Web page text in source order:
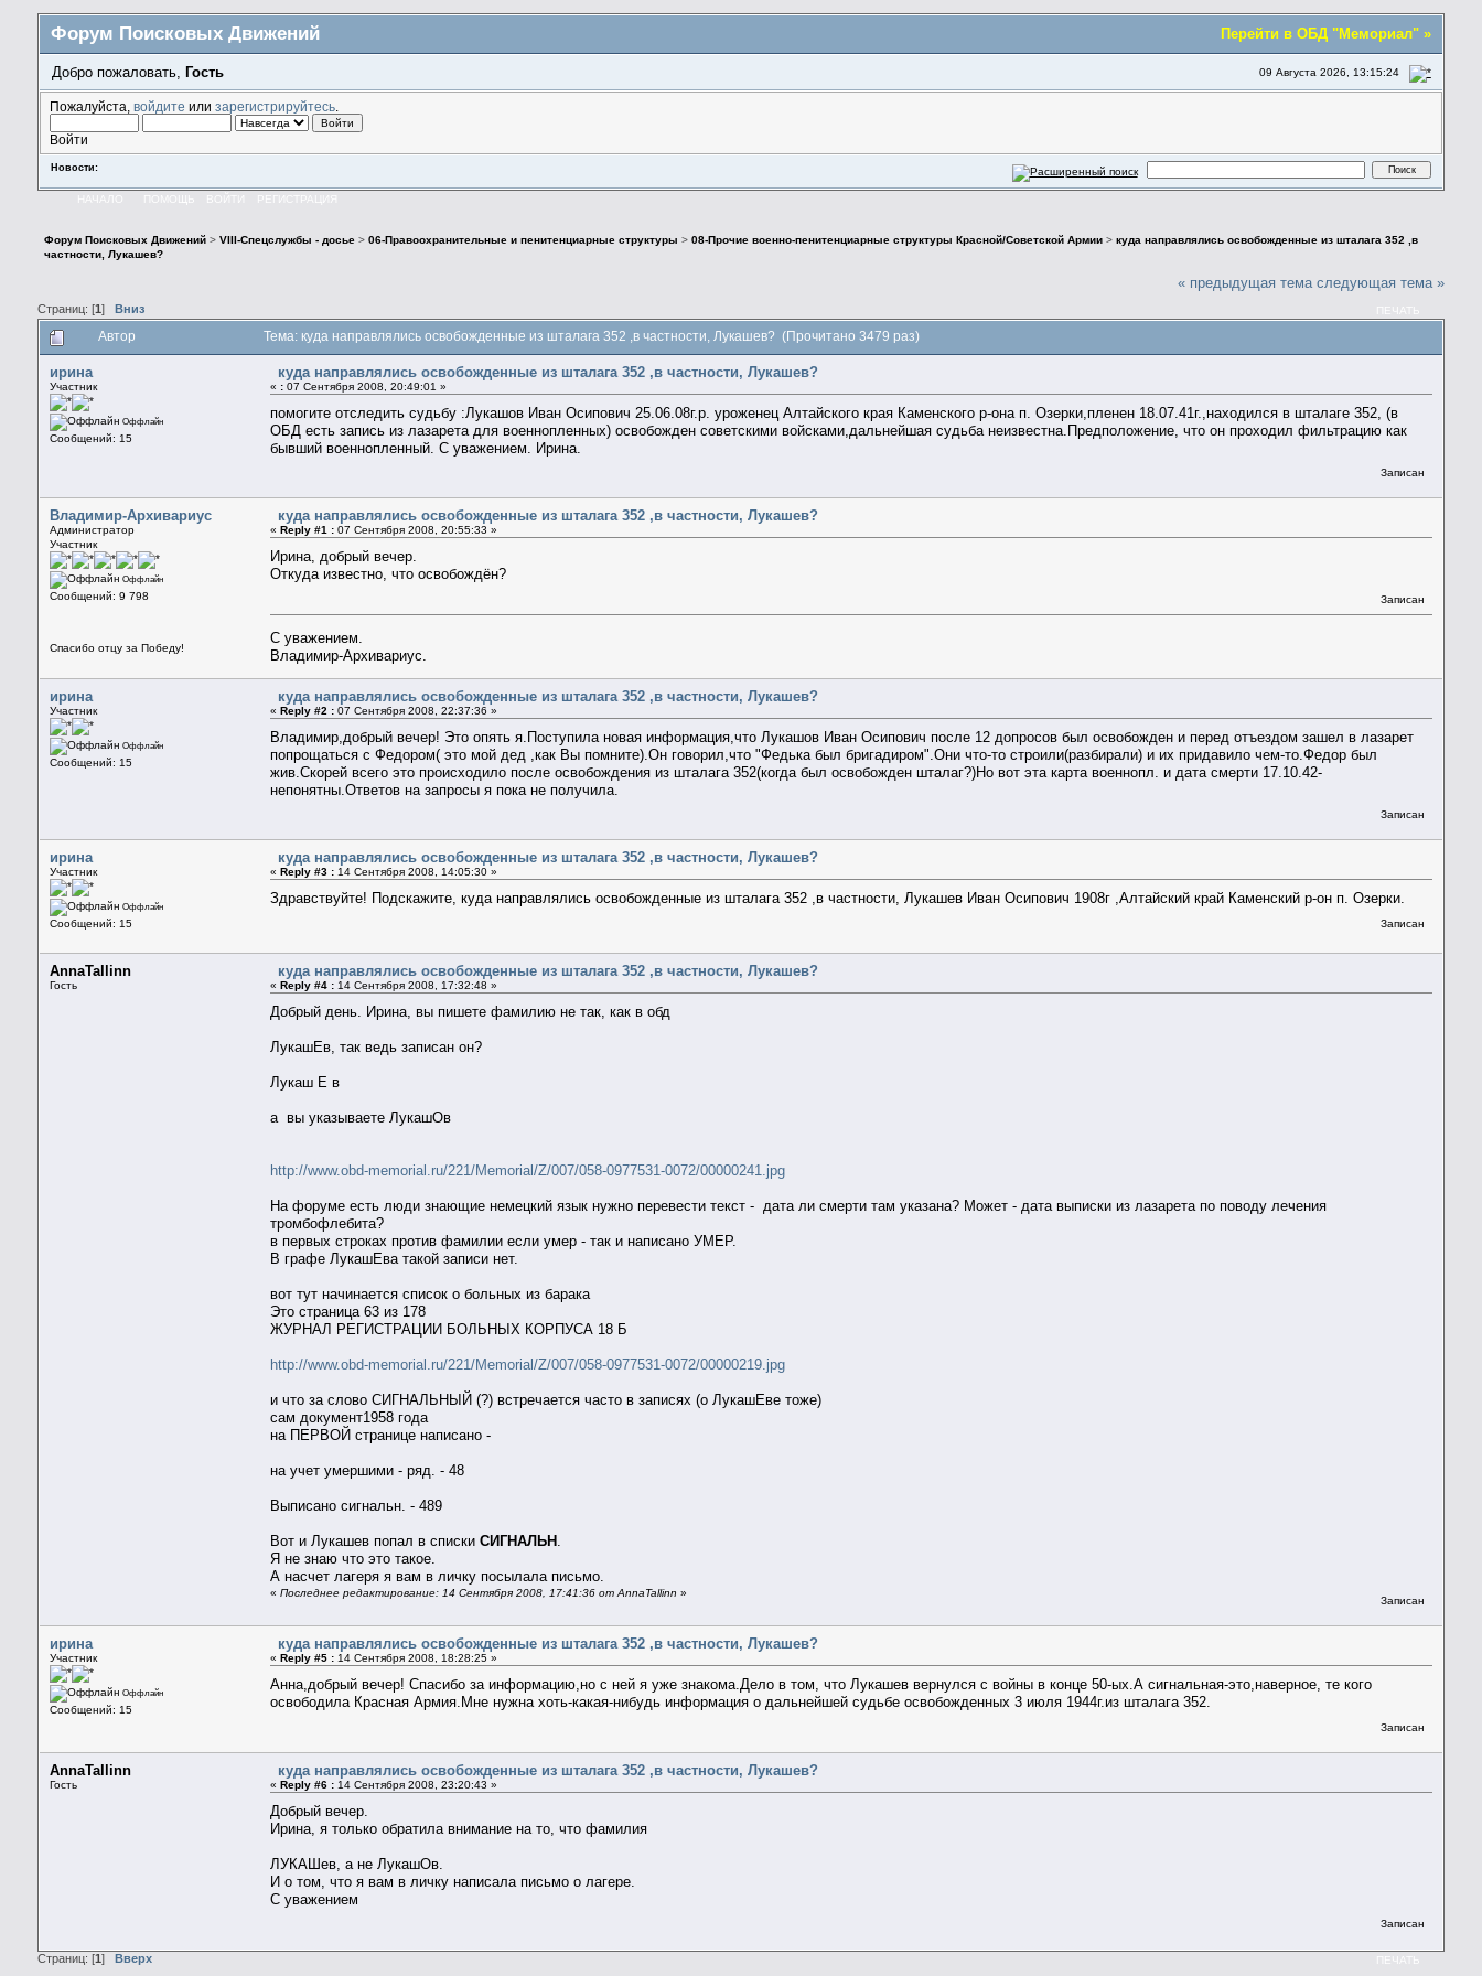
Перейти в ОБД "Мемориал" »
Форум Поисковых Движений
09 Августа 2026, 13:15:24
Добро пожаловать, Гость
Пожалуйста, войдите или зарегистрируйтесь.
Войти
Новости:
НАЧАЛО ПОМОЩЬ ВОЙТИ РЕГИСТРАЦИЯ
Форум Поисковых Движений >VIII-Спецслужбы - досье >06-Правоохранительные и пенитенциарные структуры >08-Прочие военно-пенитенциарные структуры Красной/Советской Армии >куда направлялись освобожденные из шталага 352 ,в
частности, Лукашев?
« предыдущая тема следующая тема »
Страниц: [1 ] Вниз ПЕЧАТЬ
Автор Тема: куда направлялись освобожденные из шталага 352 ,в частности, Лукашев? (Прочитано 3479 раз)
ирина
Участник
Оффлайн
Сообщений: 15
куда направлялись освобожденные из шталага 352 ,в частности, Лукашев?
« : 07 Сентября 2008, 20:49:01 »
помогите отследить судьбу :Лукашов Иван Осипович 25.06.08г.р. уроженец Алтайского края Каменского р-она п. Озерки,пленен 18.07.41г.,находился в шталаге 352, (в
ОБД есть запись из лазарета для военнопленных) освобожден советскими войсками,дальнейшая судьба неизвестна.Предположение, что он проходил фильтрацию как
бывший военнопленный. С уважением. Ирина.
Записан
Владимир-Архивариус
Администратор
Участник
Оффлайн
Сообщений: 9 798
Спасибо отцу за Победу!
куда направлялись освобожденные из шталага 352 ,в частности, Лукашев?
« Reply #1 : 07 Сентября 2008, 20:55:33 »
Ирина, добрый вечер.
Откуда известно, что освобождён?
Записан
С уважением.
Владимир-Архивариус.
ирина
Участник
Оффлайн
Сообщений: 15
куда направлялись освобожденные из шталага 352 ,в частности, Лукашев?
«Reply #2 : 07 Сентября 2008, 22:37:36 »
Владимир,добрый вечер! Это опять я.Поступила новая информация,что Лукашов Иван Осипович после 12 допросов был освобожден и перед отъездом зашел в лазарет
попрощаться с Федором( это мой дед ,как Вы помните).Он говорил,что "Федька был бригадиром".Они что-то строили(разбирали) и их придавило чем-то.Федор был
жив.Скорей всего это происходило после освобождения из шталага 352(когда был освобожден шталаг?)Но вот эта карта военнопл. и дата смерти 17.10.42-
непонятны.Ответов на запросы я пока не получила.
Записан
ирина
Участник
Оффлайн
Сообщений: 15
куда направлялись освобожденные из шталага 352 ,в частности, Лукашев?
« Reply #3 : 14 Сентября 2008, 14:05:30 »
Здравствуйте! Подскажите, куда направлялись освобожденные из шталага 352 ,в частности, Лукашев Иван Осипович 1908г ,Алтайский край Каменский р-он п. Озерки.
Записан
AnnaTallinn
Гость
куда направлялись освобожденные из шталага 352 ,в частности, Лукашев?
«Reply #4 : 14 Сентября 2008, 17:32:48 »
Добрый день. Ирина, вы пишете фамилию не так, как в обд
ЛукашЕв, так ведь записан он?
Лукаш Е в
а вы указываете ЛукашОв
http://www.obd-memorial.ru/221/Memorial/Z/007/058-0977531-0072/00000241.jpg
На форуме есть люди знающие немецкий язык нужно перевести текст - дата ли смерти там указана? Может - дата выписки из лазарета по поводу лечения
тромбофлебита?
в первых строках против фамилии если умер - так и написано УМЕР.
В графе ЛукашЕва такой записи нет.
вот тут начинается список о больных из барака
Это страница 63 из 178
ЖУРНАЛ РЕГИСТРАЦИИ БОЛЬНЫХ КОРПУСА 18 Б
http://www.obd-memorial.ru/221/Memorial/Z/007/058-0977531-0072/00000219.jpg
и что за слово СИГНАЛЬНЫЙ (?) встречается часто в записях (о ЛукашЕве тоже)
сам документ1958 года
на ПЕРВОЙ странице написано -
на учет умершими - ряд. - 48
Выписано сигнальн. - 489
Вот и Лукашев попал в спискиСИГНАЛЬН
Я не знаю что это такое.
А насчет лагеря я вам в личку посылала письмо.
«Последнее редактирование: 14 Сентября 2008, 17:41:36 от AnnaTallinn »
Записан
ирина
Участник
Оффлайн
Сообщений: 15
куда направлялись освобожденные из шталага 352 ,в частности, Лукашев?
« Reply #5 : 14 Сентября 2008, 18:28:25 »
Анна,добрый вечер! Спасибо за информацию,но с ней я уже знакома.Дело в том, что Лукашев вернулся с войны в конце 50-ых.А сигнальная-это,наверное, те кого
освободила Красная Армия.Мне нужна хоть-какая-нибудь информация о дальнейшей судьбе освобожденных 3 июля 1944г.из шталага 352.
Записан
AnnaTallinn
Гость
куда направлялись освобожденные из шталага 352 ,в частности, Лукашев?
«Reply #6 : 14 Сентября 2008, 23:20:43 »
Добрый вечер.
Ирина, я только обратила внимание на то, что фамилия
ЛУКАШев, а не ЛукашОв.
И о том, что я вам в личку написала письмо о лагере.
С уважением
Записан
Страниц: [1] Вверх ПЕЧАТЬ